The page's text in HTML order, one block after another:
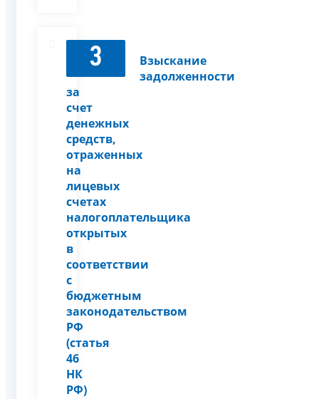
3
Взыскание
задолженности
за
счет
денежных
средств,
отраженных
на
лицевых
счетах
налогоплательщика
открытых
в
соответствии
с
бюджетным
законодательством
РФ
(статья
46
НК
РФ)